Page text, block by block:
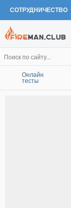
СОТРУДНИЧЕСТВО
Онлайн
тесты